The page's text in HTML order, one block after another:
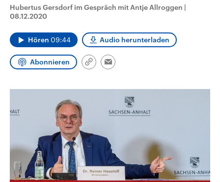
Wahl.
Audio-Archiv
Hubertus Gersdorf im Gespräch mit Antje Allroggen |
08.12.2020
Hören 09:44 Audio herunterladen
Abonnieren
Link
Email